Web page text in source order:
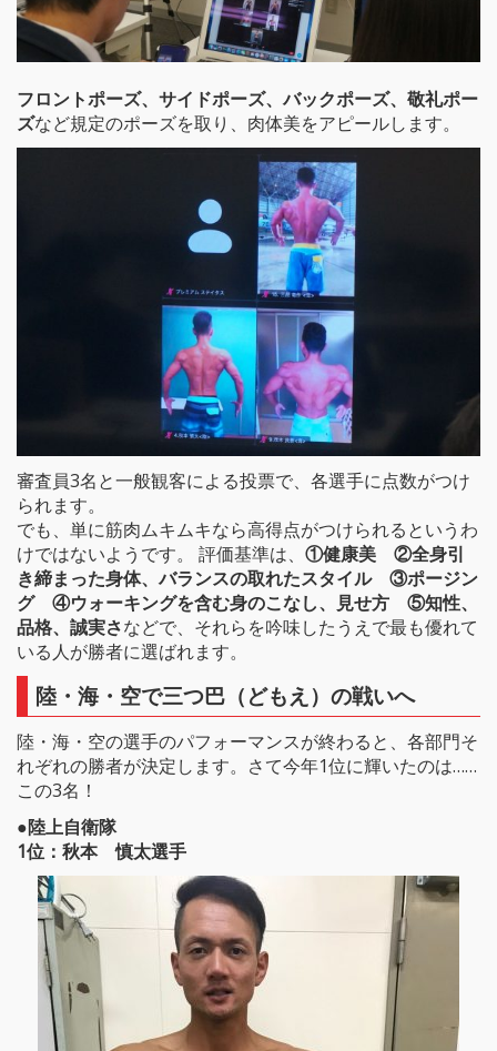
フロントポーズ、サイドポーズ、バックポーズ、敬礼ポー
ズなど規定のポーズを取り、肉体美をアピールします。
審査員3名と一般観客による投票で、各選手に点数がつけ
られます。
でも、単に筋肉ムキムキなら高得点がつけられるというわ
けではないようです。 評価基準は、 ①健康美 ②全身引
き締まった身体、バランスの取れたスタイル ③ポージン
グ ④ウォーキングを含む身のこなし、見せ方 ⑤知性、
品格、誠実さなどで、それらを吟味したうえで最も優れて
いる人が勝者に選ばれます。
陸・海・空で三つ巴（どもえ）の戦いへ
陸・海・空の選手のパフォーマンスが終わると、各部門そ
れぞれの勝者が決定します。さて今年1位に輝いたのは……
この3名！
●陸上自衛隊
1位：秋本 慎太選手